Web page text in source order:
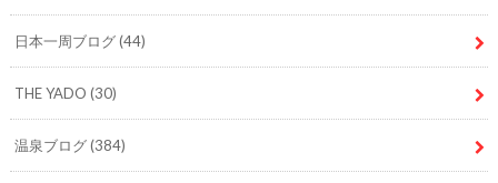
日本一周ブログ(44)
THE YADO (30)
温泉ブログ(384)